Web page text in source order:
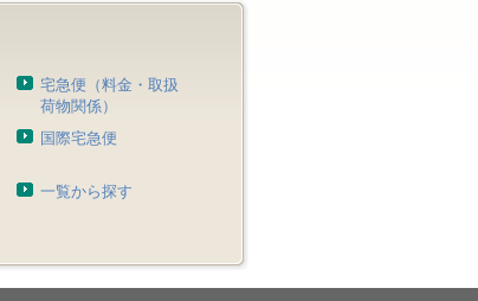
宅急便（料金・取扱
荷物関係）
国際宅急便
一覧から探す